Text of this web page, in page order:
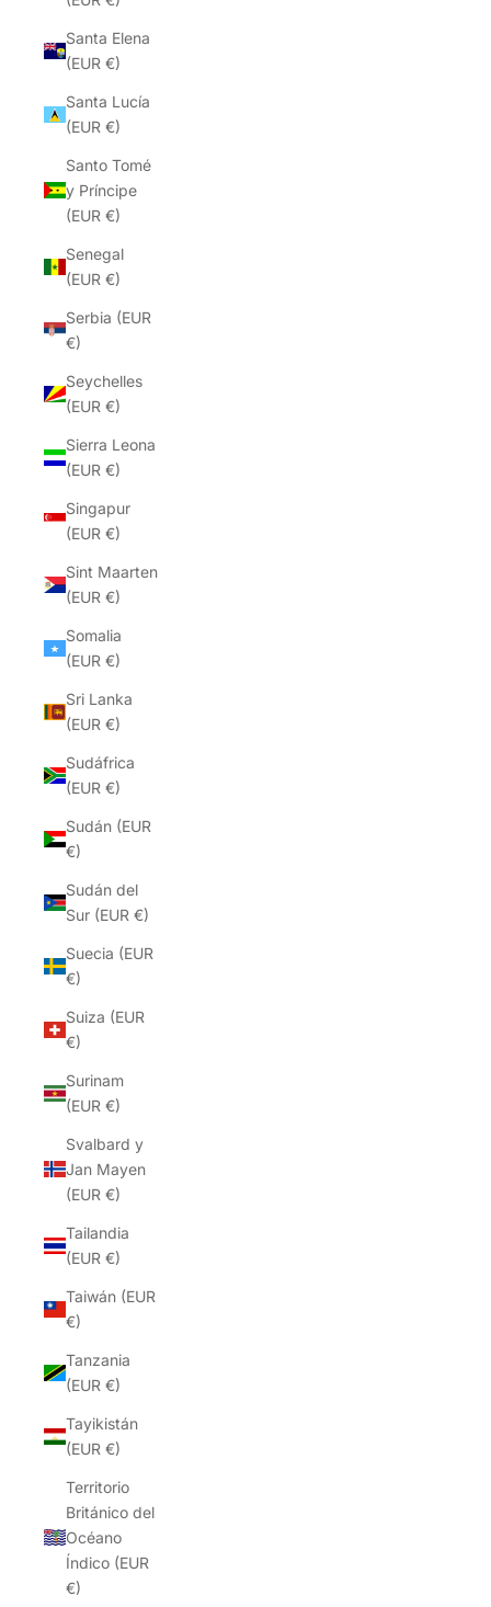
Santa Elena
(EUR €)
Santa Lucía
(EUR €)
Santo Tomé
y Príncipe
(EUR €)
Senegal
(EUR €)
Serbia (EUR
€)
Seychelles
(EUR €)
Sierra Leona
(EUR €)
Singapur
(EUR €)
Sint Maarten
(EUR €)
Somalia
(EUR €)
Sri Lanka
(EUR €)
Sudáfrica
(EUR €)
Sudán (EUR
€)
Sudán del
Sur (EUR €)
Suecia (EUR
€)
Suiza (EUR
€)
Surinam
(EUR €)
Svalbard y
Jan Mayen
(EUR €)
Tailandia
(EUR €)
Taiwán (EUR
€)
Tanzania
(EUR €)
Tayikistán
(EUR €)
Territorio
Británico del
Océano
Índico (EUR
€)